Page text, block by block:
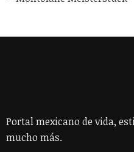
Portal mexicano de vida,
mucho más.